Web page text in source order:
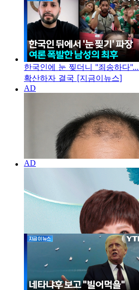
한국인에 눈 찢더니 "죄송하다
확산하자 결국 [지금이뉴스]